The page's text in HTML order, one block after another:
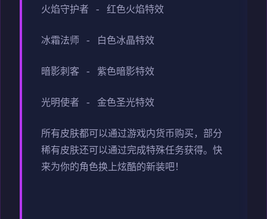
火焰守护者 - 红色火焰特效
冰霜法师 - 白色冰晶特效
暗影刺客 - 紫色暗影特效
光明使者 - 金色圣光特效
所有皮肤都可以通过游戏内货币购买，部分
稀有皮肤还可以通过完成特殊任务获得。快
来为你的角色换上炫酷的新装吧！